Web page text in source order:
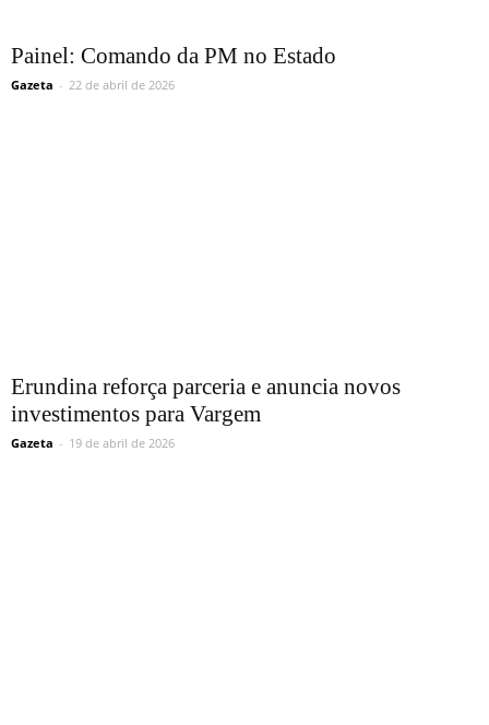
Painel: Comando da PM no Estado
Gazeta - 22 de abril de 2026
Erundina reforça parceria e anuncia novos
investimentos para Vargem
Gazeta - 19 de abril de 2026